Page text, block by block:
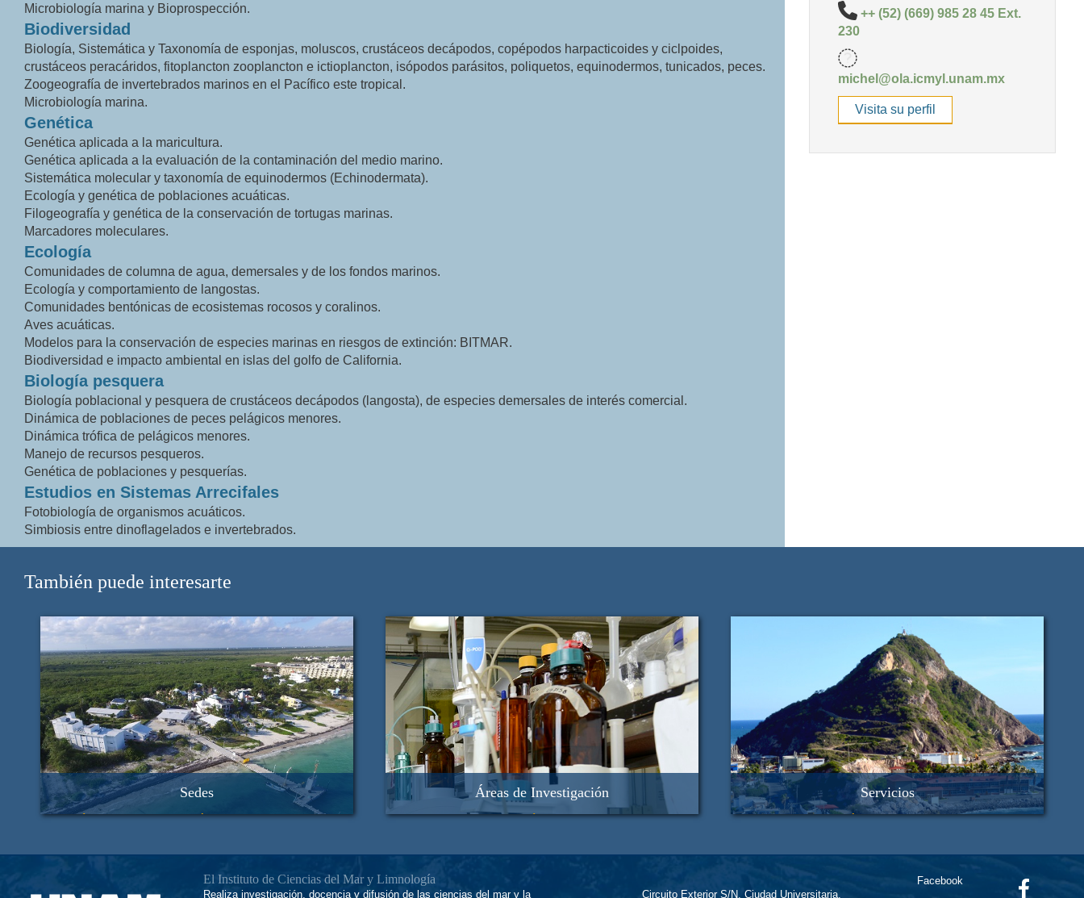
Microbiología marina y Bioprospección.
Biodiversidad
Biología, Sistemática y Taxonomía de esponjas, moluscos, crustáceos decápodos, copépodos harpacticoides y ciclpoides,
crustáceos peracáridos, fitoplancton zooplancton e ictioplancton, isópodos parásitos, poliquetos, equinodermos, tunicados, peces.
Zoogeografía de invertebrados marinos en el Pacífico este tropical.
Microbiología marina.
Genética
Genética aplicada a la maricultura.
Genética aplicada a la evaluación de la contaminación del medio marino.
Sistemática molecular y taxonomía de equinodermos (Echinodermata).
Ecología y genética de poblaciones acuáticas.
Filogeografía y genética de la conservación de tortugas marinas.
Marcadores moleculares.
Ecología
Comunidades de columna de agua, demersales y de los fondos marinos.
Ecología y comportamiento de langostas.
Comunidades bentónicas de ecosistemas rocosos y coralinos.
Aves acuáticas.
Modelos para la conservación de especies marinas en riesgos de extinción: BITMAR.
Biodiversidad e impacto ambiental en islas del golfo de California.
Biología pesquera
Biología poblacional y pesquera de crustáceos decápodos (langosta), de especies demersales de interés comercial.
Dinámica de poblaciones de peces pelágicos menores.
Dinámica trófica de pelágicos menores.
Manejo de recursos pesqueros.
Genética de poblaciones y pesquerías.
Estudios en Sistemas Arrecifales
Fotobiología de organismos acuáticos.
Simbiosis entre dinoflagelados e invertebrados.
++ (52) (669) 985 28 45 Ext.
230
michel@ola.icmyl.unam.mx
Visita su perfil
También puede interesarte
Sedes
Ecología y Biodiversidad Acuática, en Ciudad Universitaria
Unidad Académica Mazatlán, en Mazatlán, Sinaloa
Unidad Académica Sistemas Arrecifales, en Puerto Morelos,
Quintana Roo
Áreas de Investigación
Biología Acuatica
Limnología
Química Acuática
Servicios
Análisis de nutrientes
Fechado de sedimentos
Microscopía Electrónica de Barrido
El Instituto de Ciencias del Mar y Limnología
Realiza investigación, docencia y difusión de las ciencias del mar y la Circuito Exterior S/N, Ciudad Universitaria,
Facebook